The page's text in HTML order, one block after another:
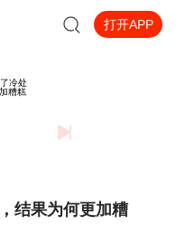
打开APP
结果为何更加糟